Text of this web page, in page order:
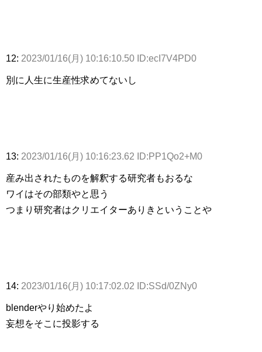
12: 2023/01/16(月) 10:16:10.50 ID:ecI7V4PD0
別に人生に生産性求めてないし
13: 2023/01/16(月) 10:16:23.62 ID:PP1Qo2+M0
産み出されたものを解釈する研究者もおるな
ワイはその部類やと思う
つまり研究者はクリエイターありきということや
14: 2023/01/16(月) 10:17:02.02 ID:SSd/0ZNy0
blenderやり始めたよ
妄想をそこに投影する